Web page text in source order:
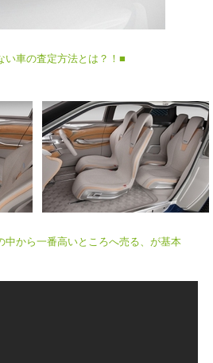
い車の査定方法とは？！■
ら一番高いところへ売る、が基本